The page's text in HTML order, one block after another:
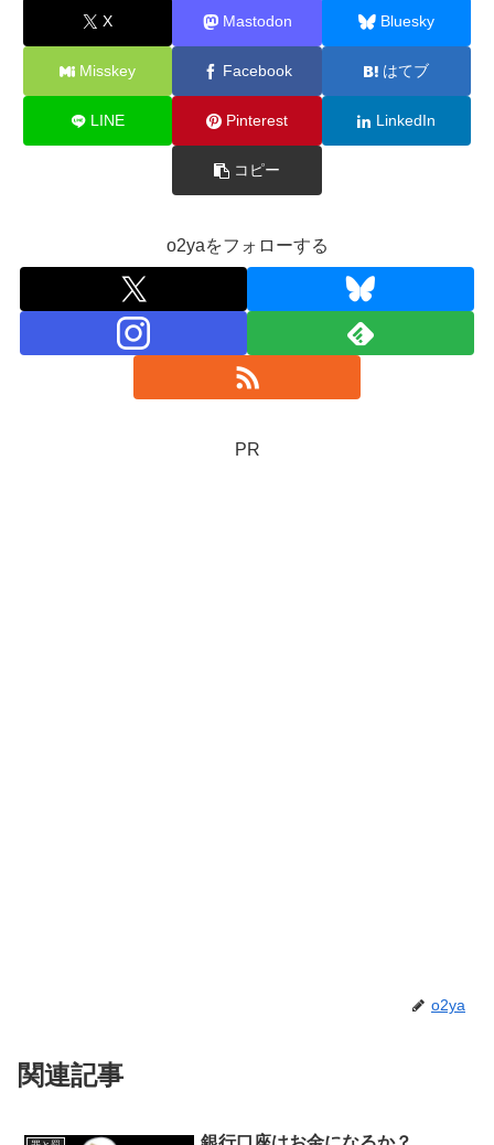
X Mastodon Bluesky
Misskey Facebook はてブ
LINE Pinterest LinkedIn
コピー
o2yaをフォローする
PR
o2ya
関連記事